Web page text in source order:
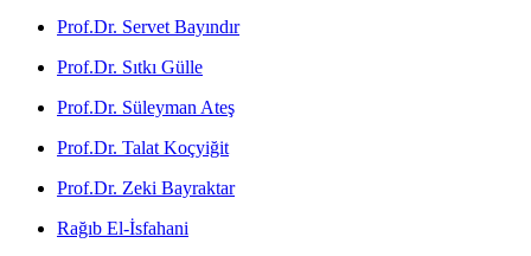
Prof.Dr. Servet Bayındır
Prof.Dr. Sıtkı Gülle
Prof.Dr. Süleyman Ateş
Prof.Dr. Talat Koçyiğit
Prof.Dr. Zeki Bayraktar
Rağıb El-İsfahani